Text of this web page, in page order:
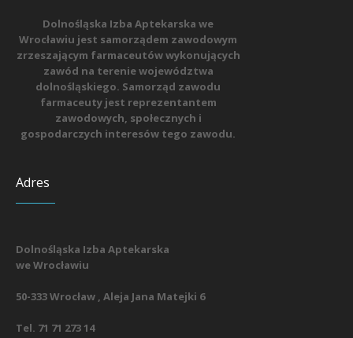
Dolnośląska Izba Aptekarska we
Wrocławiu jest samorządem zawodowym
zrzeszającym farmaceutów wykonujących
zawód na terenie województwa
dolnośląskiego. Samorząd zawodu
farmaceuty jest reprezentantem
zawodowych, społecznych i
gospodarczych interesów tego zawodu.
Adres
Dolnośląska Izba Aptekarska
we Wrocławiu
50-333 Wrocław , Aleja Jana Matejki 6
Tel. 71 71 273 14